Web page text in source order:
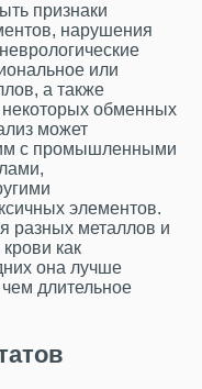
признаки
нарушения
или
а также
некоторых обменных
может
с промышленными
элементов.
разных металлов и
как
она лучше
длительное